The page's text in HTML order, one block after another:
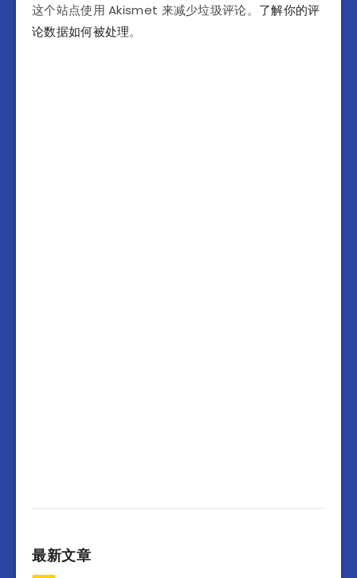
这个站点使用 Akismet 来减少垃圾评论。 了解你的评
论数据如何被处理。
最新文章